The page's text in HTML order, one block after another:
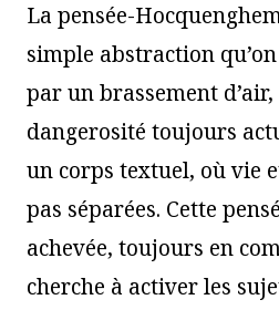
La pensée-
simple abstraction
par un brassement d’air,
dangerosité toujours
un corps textuel, où vie
pas séparées. Cette
achevée, toujours en
cherche à activer les